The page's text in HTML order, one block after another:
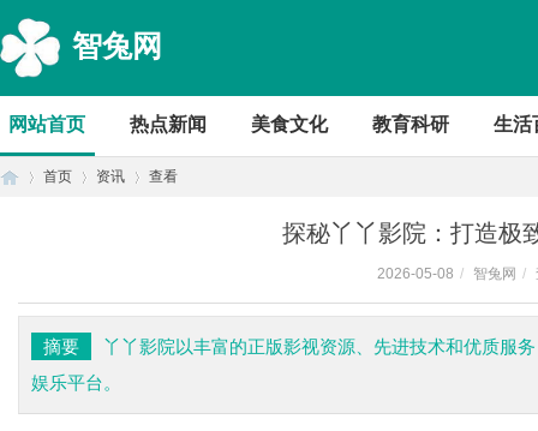
智兔网
网站首页 热点新闻 美食文化 教育科研 生活
首页 资讯 查看
探秘丫丫影院：打造极
2026-05-08 / 智兔网 /
摘要
丫丫影院以丰富的正版影视资源、先进技术和优质服
娱乐平台。